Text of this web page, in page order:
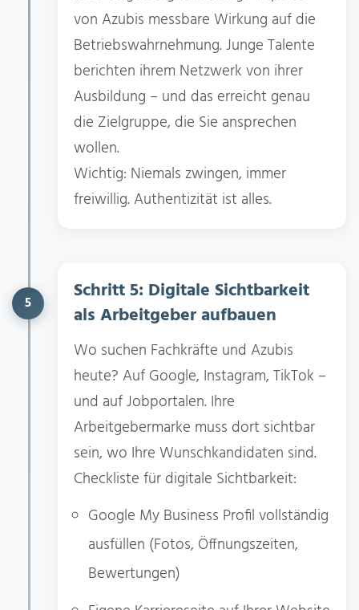
von Azubis messbare Wirkung auf die
Betriebswahrnehmung. Junge Talente
berichten ihrem Netzwerk von ihrer
Ausbildung – und das erreicht genau
die Zielgruppe, die Sie ansprechen
wollen.
Wichtig: Niemals zwingen, immer
freiwillig. Authentizität ist alles.
5
Schritt 5: Digitale Sichtbarkeit
als Arbeitgeber aufbauen
Wo suchen Fachkräfte und Azubis
heute? Auf Google, Instagram, TikTok –
und auf Jobportalen. Ihre
Arbeitgebermarke muss dort sichtbar
sein, wo Ihre Wunschkandidaten sind.
Checkliste für digitale Sichtbarkeit:
Google My Business Profil vollständig
ausfüllen (Fotos, Öffnungszeiten,
Bewertungen)